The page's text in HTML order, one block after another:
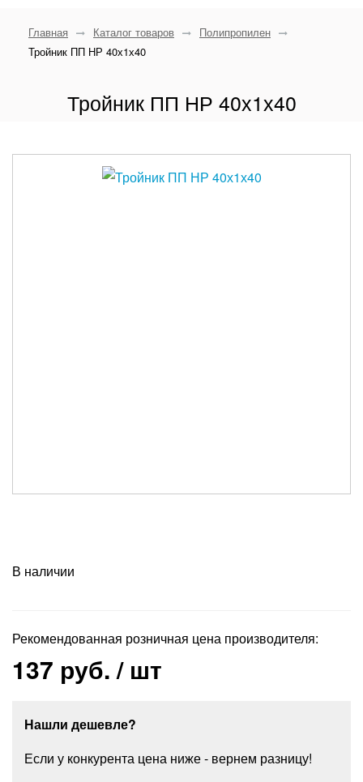
Главная Каталог товаров
Полипропилен
Тройник ПП НР 40х1х40
Тройник ПП НР 40х1х40
В наличии
Рекомендованная розничная цена производителя:
137 руб./ шт
Нашли дешевле?
Если у конкурента цена ниже - вернем разницу!